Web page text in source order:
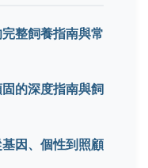
整飼養指南與常
的深度指南與飼
因、個性到照顧